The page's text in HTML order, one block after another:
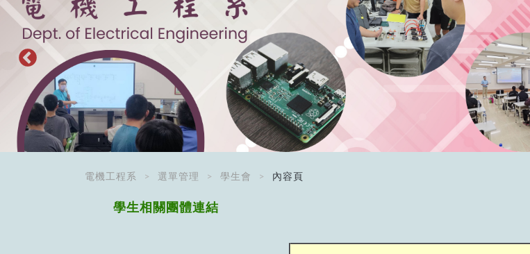
電機工程系 選單管理 學生會 內容頁
學生相關團體連結